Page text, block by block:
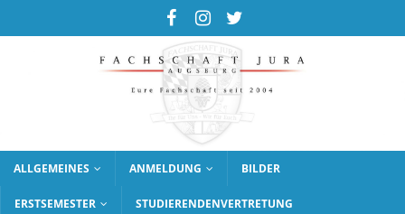
ALLGEMEINES ANMELDUNG BILDER
ERSTSEMESTER STUDIERENDENVERTRETUNG